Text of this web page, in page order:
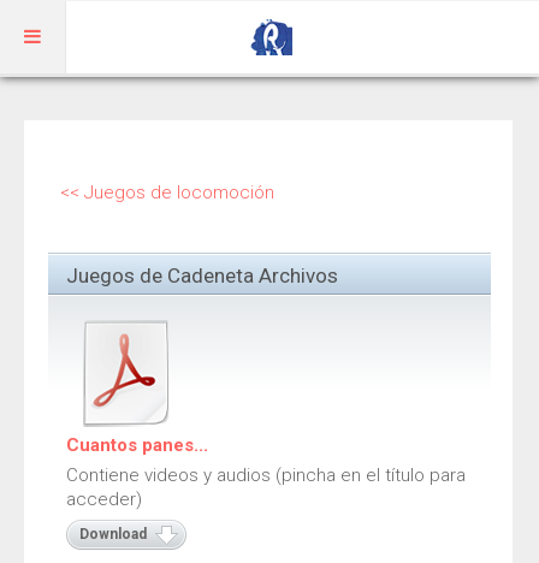
Adivinanzas
Trabalenguas
Vocabulario
BENASQUÉS
Adivinanzas
<< Juegos de locomoción
Juegos de Cadeneta Archivos
Cuantos panes...
Contiene videos y audios (pincha en el título para
acceder)
Download